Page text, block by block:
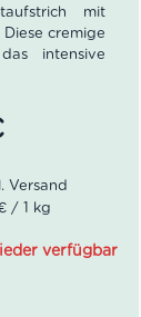
mit
cremige
intensive
Verfeinern von
für alle
Liebhaber
/ 1 kg
verfügbar